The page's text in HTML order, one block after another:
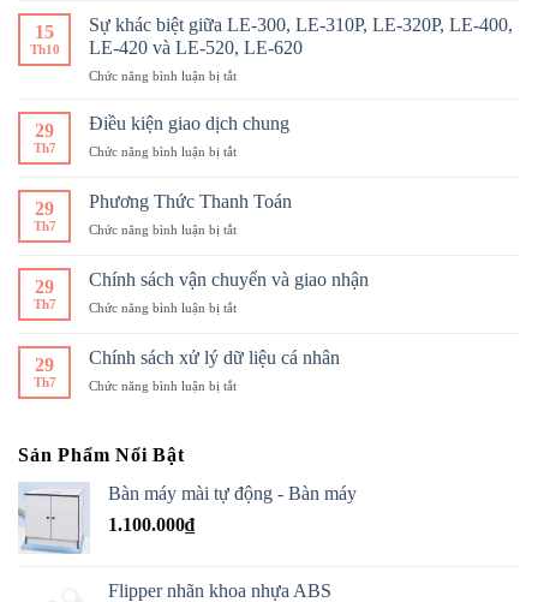
Giải
Pháp
Hiện
Đại
Đôi
CHẾ
ĐỘNG WEBSITE
CUNG
DỊCH
TMĐT
MẮT
15
Th10
Sự khác biệt giữa LE-300, LE-310P, LE-320P, LE-400,
LE-420 và LE-520, LE-620
Chức năng bình luận bị tắtở
khác
giữa
300,
310P,
320P,
420
29
Th7
Điều kiện giao dịch chung
Chức năng bình luận bị tắtở
giao
dịch
29
Th7
Phương Thức Thanh Toán
Chức năng bình luận bị tắtở
Thức
Thanh
Toán
29
Th7
Chính sách vận chuyển và giao nhận
Chức năng bình luận bị tắtở
vận
chuyển
29
Th7
Chính sách xử lý dữ liệu cá nhân
Chức năng bình luận bị tắtở
dữ
liệu
Sản Phẩm Nổi Bật
Bàn máy mài tự động - Bàn máy
1.100.000₫
Flipper nhãn khoa nhựa ABS